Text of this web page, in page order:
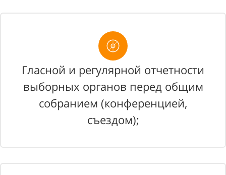
Гласной и регулярной отчетности
выборных органов перед общим
собранием (конференцией,
съездом);